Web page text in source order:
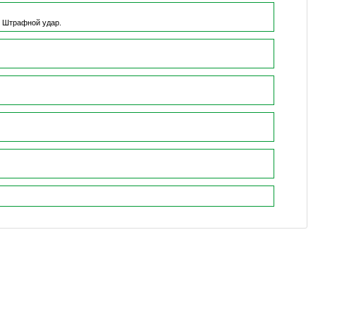
Штрафной удар.